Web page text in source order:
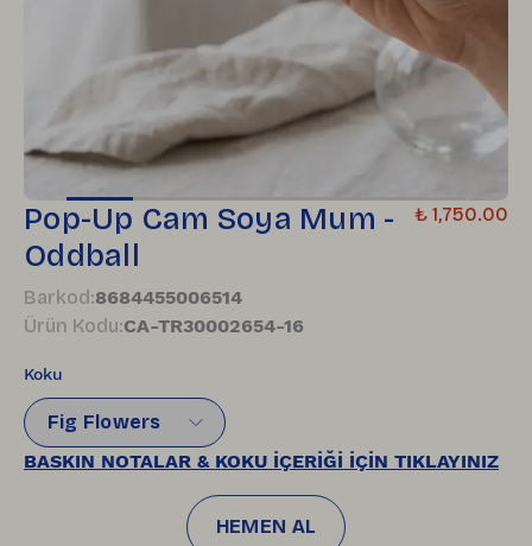
Pop-Up Cam Soya Mum -
Oddball
₺ 1,750.00
Barkod:8684455006514
Ürün Kodu:CA-TR30002654-16
Koku
Fig Flowers
BASKIN NOTALAR & KOKU İÇERİĞİ İÇİN TIKLAYINIZ
HEMEN AL